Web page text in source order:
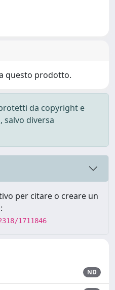
questo prodotto.
da copyright e
diversa
per citare o creare un
1711846
ND